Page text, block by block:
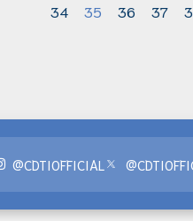
34
35 36 37
@CDTIOFFICIAL